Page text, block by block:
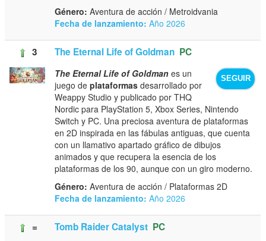
Género: Aventura de acción / Metroidvania
Fecha de lanzamiento: Año 2026
3 The Eternal Life of Goldman PC
SEGUIR
The Eternal Life of Goldman es un
juego deplataformas desarrollado por
Weappy Studio y publicado por THQ
Nordic para PlayStation 5, Xbox Series, Nintendo
Switch y PC. Una preciosa aventura de plataformas
en 2D inspirada en las fábulas antiguas, que cuenta
con un llamativo apartado gráfico de dibujos
animados y que recupera la esencia de los
plataformas de los 90, aunque con un giro moderno.
Género: Aventura de acción / Plataformas 2D
Fecha de lanzamiento: Año 2026
= Tomb Raider Catalyst PC